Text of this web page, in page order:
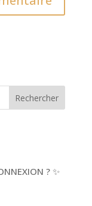
? ✨